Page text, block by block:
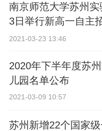
南京师范大学苏州实
3日举行新高一自主
质考查
2021-03-23 13:46
2020年下半年度苏
儿园名单公布
2021-03-09 10:57
苏州新增22个国家